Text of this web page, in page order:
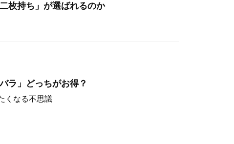
枚持ち」が選ばれるのか
ラ」どっちがお得？
くなる不思議